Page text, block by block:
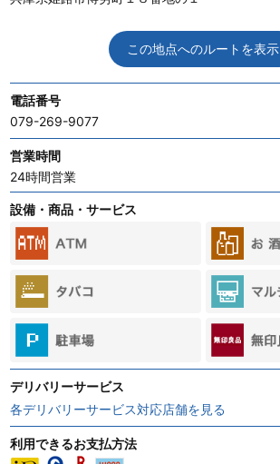
この地点へのルートを表示
電話番号
079-269-9077
営業時間
24時間営業
設備・商品・サービス
デリバリーサービス
各デリバリーサービス対応店舗を見る
利用できるお支払方法